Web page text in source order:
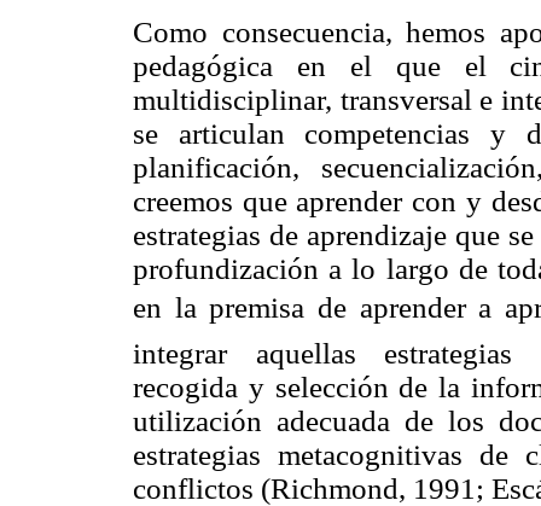
Como consecuencia, hemos
pedagógica en el que el
multidisciplinar, transversal e
se articulan competencias y
planificación,
creemos que aprender con y
estrategias de aprendizaje que
profundización a lo largo de
en la premisa de aprender a
integrar aquellas estrategias
recogida y selección de la
utilización adecuada de los
estrategias metacognitivas
conflictos (Richmond, 1991;